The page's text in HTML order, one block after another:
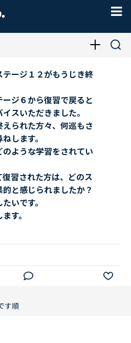
ージ１２がもうじき終
ジ６から復習で戻ると
スいただきました。
られた方々、何巡もさ
します。
ような学習をされてい
習された方は、どのス
と感じられましたか？
いです。
す。
す順